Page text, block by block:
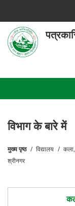
main
content
एक
विभाग के बारे में
पग
मुख्य पृष्ठ विद्यालय
श्रीनगर